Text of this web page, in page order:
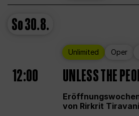
So30.8.
Unlimited Oper
12:00 UNLESS THE
von Rirkrit